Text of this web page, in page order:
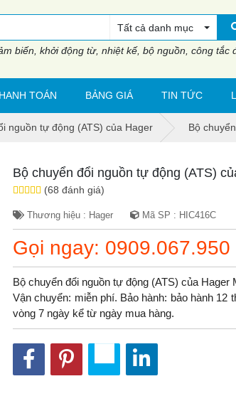
Tất cả danh mục
biến, khởi động từ, nhiệt kế, bộ nguồn, công tắc
TOÁN BẢNG GIÁ TIN TỨC
nguồn tự động (ATS) của Hager Bộ
Bộ chuyển đổi nguồn tự động (ATS)
(68 đánh giá)
Thương hiệu : Hager Mã SP : HIC416C
Gọi ngay: 0909.067.950
Bộ chuyển đổi nguồn tự động (ATS) của
Vận chuyển: miễn phí. Bảo hành: bảo hành 12
vòng 7 ngày kể từ ngày mua hàng.